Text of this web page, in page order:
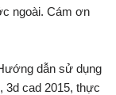
ngoài. Cám ơn
dẫn sử dụng
3d cad 2015, thực